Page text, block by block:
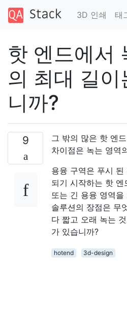
3D 인쇄 태
핫 엔드에서
의 최대 길이
니까?
9
그 밖의 많은 핫 엔
차이점은 녹는 영역
용융 구역은 푸시
되기 시작하는 핫
또는 긴 용융 영역
솔루션의 장점은 무
다 짧고 오래 녹는
가 있습니까?
hotend
3d-design